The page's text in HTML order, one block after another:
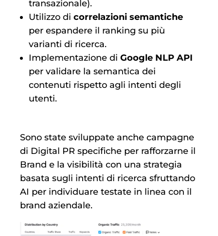
transazionale).
Utilizzo di correlazioni semantiche
per espandere il ranking su più
varianti di ricerca.
Implementazione di Google NLP API
per validare la semantica dei
contenuti rispetto agli intenti degli
utenti.
Sono state sviluppate anche campagne
di Digital PR specifiche per rafforzarne il
Brand e la visibilità con una strategia
basata sugli intenti di ricerca sfruttando
AI per individuare testate in linea con il
brand aziendale.